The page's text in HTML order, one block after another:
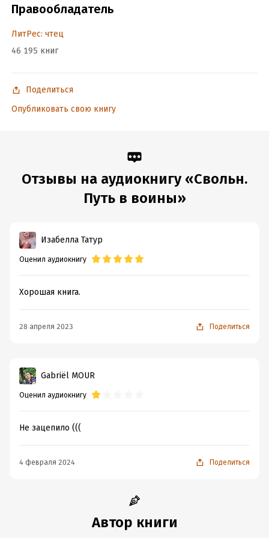
Правообладатель
ЛитРес: чтец
46 195 книг
Поделиться
Опубликовать свою книгу
Отзывы на аудиокнигу «Свольн.
Путь в воины»
Изабелла Татур
Оценил аудиокнигу
Хорошая книга.
28 апреля 2023 Поделиться
Gabriël MOUR
Оценил аудиокнигу
Не зацепило (((
4 февраля 2024 Поделиться
Автор книги